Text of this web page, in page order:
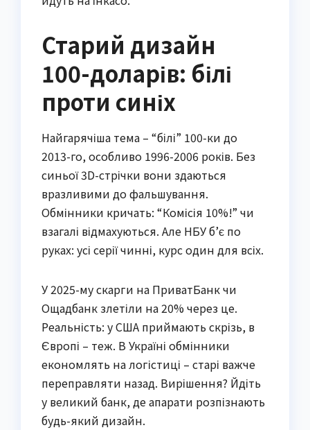
Старий дизайн
100-доларів: білі
проти синіх
Найгарячіша тема – “білі” 100-ки до
2013-го, особливо 1996-2006 років. Без
синьої 3D-стрічки вони здаються
вразливими до фальшування.
Обмінники кричать: “Комісія 10%!” чи
взагалі відмахуються. Але НБУ б’є по
руках: усі серії чинні, курс один для всіх.
У 2025-му скарги на ПриватБанк чи
Ощадбанк злетіли на 20% через це.
Реальність: у США приймають скрізь, в
Європі – теж. В Україні обмінники
економлять на логістиці – старі важче
переправляти назад. Вирішення? Йдіть
у великий банк, де апарати розпізнають
будь-який дизайн.